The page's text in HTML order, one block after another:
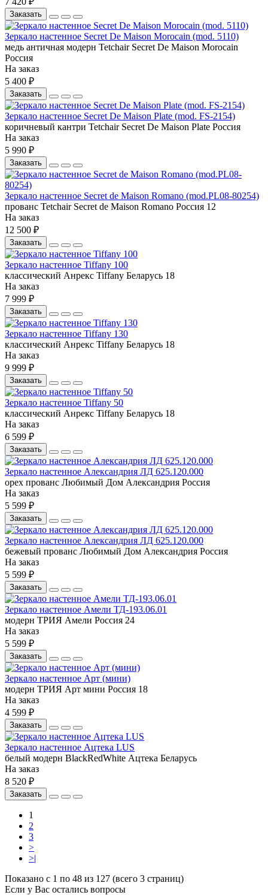
Заказать
Зеркало настенное Secret De Maison Morocain (mod. 5110)
медь античная модерн Tetchair Secret De Maison Morocain
Россия
На заказ
5 400 ₽
Заказать
Зеркало настенное Secret De Maison Plate (mod. FS-2154)
коричневый кантри Tetchair Secret De Maison Plate Россия
На заказ
5 990 ₽
Заказать
Зеркало настенное Secret de Maison Romano (mod.PL08-80254)
прованс Tetchair Secret de Maison Romano Россия 12
На заказ
12 500 ₽
Заказать
Зеркало настенное Tiffany 100
классический Анрекс Tiffany Беларусь 18
На заказ
7 999 ₽
Заказать
Зеркало настенное Tiffany 130
классический Анрекс Tiffany Беларусь 18
На заказ
9 999 ₽
Заказать
Зеркало настенное Tiffany 50
классический Анрекс Tiffany Беларусь 18
На заказ
6 599 ₽
Заказать
Зеркало настенное Александрия ЛД 625.120.000
орех прованс Любимый Дом Александрия Россия
На заказ
5 599 ₽
Заказать
Зеркало настенное Александрия ЛД 625.120.000
бежевый прованс Любимый Дом Александрия Россия
На заказ
5 599 ₽
Заказать
Зеркало настенное Амели ТД-193.06.01
модерн ТРИЯ Амели Россия 24
На заказ
5 599 ₽
Заказать
Зеркало настенное Арт (мини)
модерн ТРИЯ Арт мини Россия 18
На заказ
4 599 ₽
Заказать
Зеркало настенное Ацтека LUS
белый модерн BlackRedWhite Ацтека Беларусь
На заказ
8 520 ₽
Заказать
1
2
3
>
>|
Показано с 1 по 48 из 127 (всего 3 страниц)
Если у Вас остались вопросы